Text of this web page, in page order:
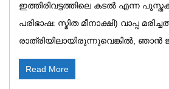
ഇത്തിരിവട്ടത്തിലെ കടൽ എന്ന
പരിഭാഷ: സ്മിത മീനാക്ഷി) വാപ്പ
രാത്രിയിലായിരുന്നുവെങ്കിൽ, ഞാൻ
Read More